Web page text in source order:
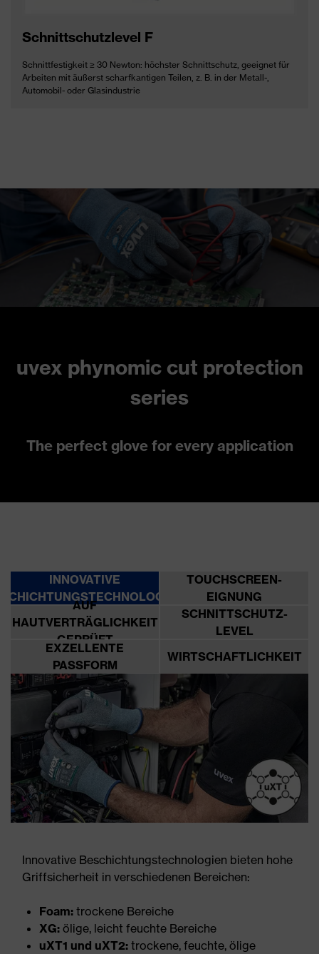
Schnittschutzlevel F
Schnittfestigkeit ≥ 30 Newton: höchster Schnittschutz, geeignet für
Arbeiten mit äußerst scharfkantigen Teilen, z. B. in der Metall-,
Automobil- oder Glasindustrie
uvex phynomic cut protection
series
The perfect glove for every application
INNOVATIVE
TOUCHSCREEN-
EIGNUNG
AUF
HAUTVERTRÄGLICHKEIT
GEPRÜFT
SCHNITTSCHUTZ-
LEVEL
EXZELLENTE
PASSFORM
WIRTSCHAFTLICHKEIT
Innovative Beschichtungstechnologien bieten hohe
Griffsicherheit in verschiedenen Bereichen:
Foam: trockene Bereiche
XG: ölige, leicht feuchte Bereiche
uXT1 und uXT2: trockene, feuchte, ölige